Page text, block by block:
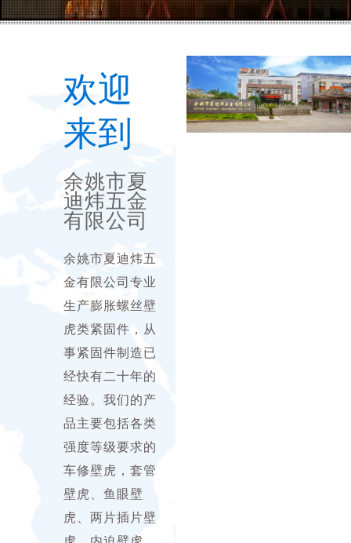
欢迎
来到
余姚市夏
迪炜五金
有限公司
余姚市夏迪炜五
金有限公司专业
生产膨胀螺丝壁
虎类紧固件，从
事紧固件制造已
经快有二十年的
经验。我们的产
品主要包括各类
强度等级要求的
车修壁虎，套管
壁虎、鱼眼壁
虎、两片插片壁